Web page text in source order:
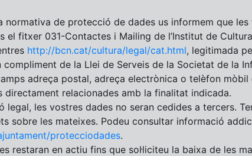
normativa de protecció de dades us informem que
el fitxer 031-Contactes i Mailing de l’Institut de
http://bcn.cat/cultura/legal/cat.html, legitimada
compliment de la Llei de Serveis de la Societat de la
adreça postal, adreça electrònica o telèfon
directament relacionades amb la finalitat indicada.
legal, les vostres dades no seran cedides a tercers.
sobre les mateixes. Podeu consultar informació
protecciodades.
restaran en actiu fins que sol·liciteu la baixa de les